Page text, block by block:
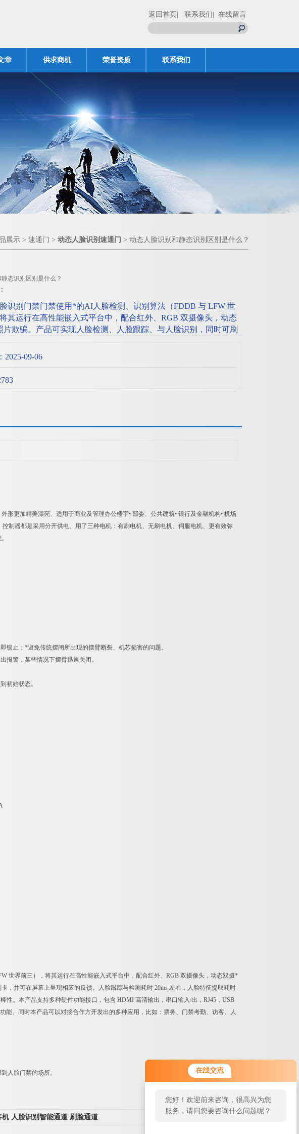
在线交流
您好！欢迎前来咨询，很高兴为您
服务，请问您要咨询什么问题呢？
返回首页 | 联系我们 | 在线留言
章 供求商机 荣誉资质 联系我们
展示 > 速通门 > 动态人脸识别速通门 > 动态人脸识别和静态识别区别是什么？
态识别区别是什么？
识别门禁门禁使用*的AI人脸检测、识别算法（FDDB 与 LFW 世
其运行在高性能嵌入式平台中，配合红外、RGB 双摄像头，动态
片欺骗。产品可实现人脸检测、人脸跟踪、与人脸识别，同时可刷
左右，人脸比对耗时 0.1ms 左右，动态人脸识别和静态识别区别
2025-09-06
更加精美漂亮、适用于商业及管理办公楼宇• 部委、公共建筑• 银行及金融机构• 机场
制器都是采用分开供电、用了三种电机：有刷电机、无刷电机、伺服电机、更有效弥
止；*避免传统摆闸所出现的摆臂断裂、机芯损害的问题。
报警，某些情况下摆臂迅速关闭。
初始状态。
世界前三），将其运行在高性能嵌入式平台中，配合红外、RGB 双摄像头，动态双摄*
，并可在屏幕上呈现相应的反馈。人脸跟踪与检测耗时 20ms 左右，人脸特征提取耗时
性。本产品支持多种硬件功能接口，包含 HDMI 高清输出，串口输入/出，RJ45，USB
。同时本产品可以对接合作方开发出的多种应用，比如：票务、门禁考勤、访客、人
人脸门禁的场所。
机 人脸识别智能通道 刷脸通道